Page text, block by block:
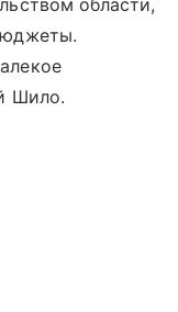
Шило.